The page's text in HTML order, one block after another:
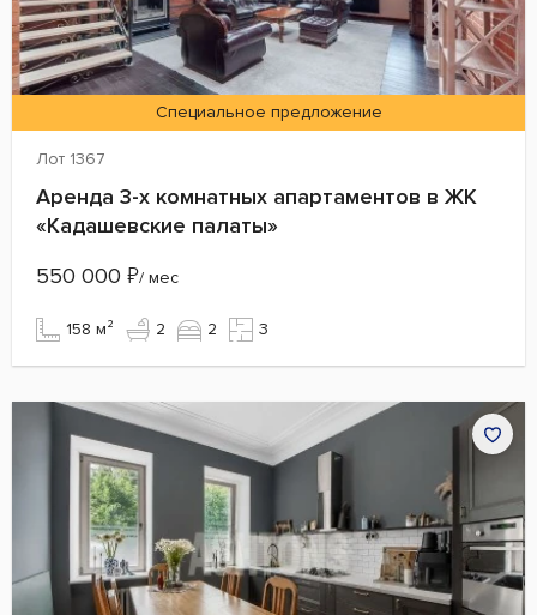
Специальное предложение
Лот 1367
Аренда 3-х комнатных апартаментов в ЖК
«Кадашевские палаты»
550 000 ₽/ мес
158 м² 2 2 3